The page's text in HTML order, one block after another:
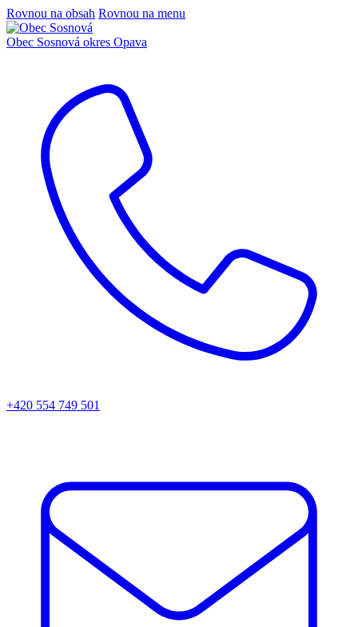
Rovnou na obsah Rovnou na menu
Obec Sosnová okres Opava
+420 554 749 501